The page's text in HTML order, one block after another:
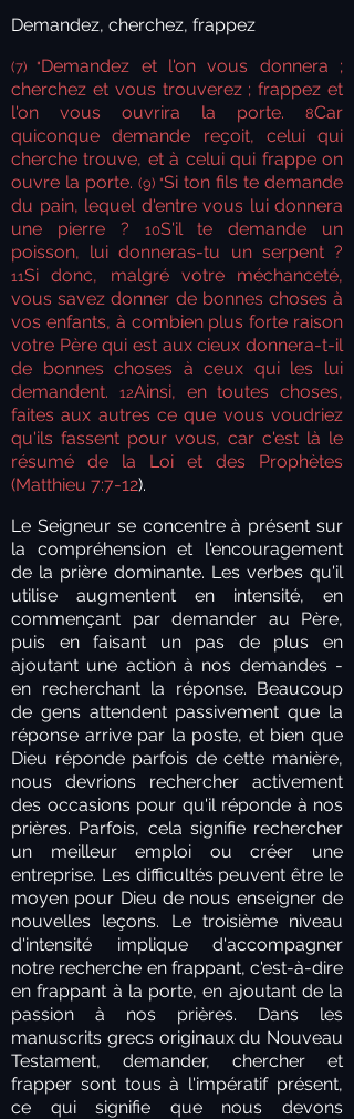
Demandez, cherchez, frappez
(7) "Demandez et l'on vous donnera ;
cherchez et vous trouverez ; frappez et
l'on vous ouvrira la porte. 8Car
quiconque demande reçoit, celui qui
cherche trouve, et à celui qui frappe on
ouvre la porte. (9) "Si ton fils te demande
du pain, lequel d'entre vous lui donnera
une pierre ?
10S'il te demande un
poisson, lui donneras-tu un serpent ?
11Si donc, malgré votre méchanceté,
vous savez donner de bonnes choses à
vos enfants, à combien plus forte raison
votre Père qui est aux cieux donnera-t-il
de bonnes choses à ceux qui les lui
demandent.
12Ainsi, en toutes choses,
faites aux autres ce que vous voudriez
qu'ils fassent pour vous, car c'est là le
résumé de la Loi et des Prophètes
(Matthieu 7:7-12).
Le Seigneur se concentre à présent sur
la compréhension et l'encouragement
de la prière dominante. Les verbes qu'il
utilise augmentent en intensité, en
commençant par demander au Père,
puis en faisant un pas de plus en
ajoutant une action à nos demandes -
en recherchant la réponse. Beaucoup
de gens attendent passivement que la
réponse arrive par la poste, et bien que
Dieu réponde parfois de cette manière,
nous devrions rechercher activement
des occasions pour qu'il réponde à nos
prières. Parfois, cela signifie rechercher
un meilleur emploi ou créer une
entreprise. Les difficultés peuvent être le
moyen pour Dieu de nous enseigner de
nouvelles leçons. Le troisième niveau
d'intensité implique d'accompagner
notre recherche en frappant, c'est-à-dire
en frappant à la porte, en ajoutant de la
passion à nos prières. Dans les
manuscrits grecs originaux du Nouveau
Testament, demander, chercher et
frapper sont tous à l'impératif présent,
ce qui signifie que nous devons